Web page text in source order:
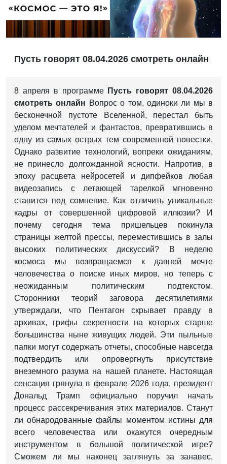
Пусть говорят 08.04.2026 смотреть онлайн
8 апреля в программе Пусть говорят 08.04.2026
смотреть онлайн Вопрос о том, одиноки ли мы в
бесконечной пустоте Вселенной, перестал быть
уделом мечтателей и фантастов, превратившись в
одну из самых острых тем современной повестки.
Однако развитие технологий, вопреки ожиданиям,
не принесло долгожданной ясности. Напротив, в
эпоху расцвета нейросетей и дипфейков любая
видеозапись с летающей тарелкой мгновенно
ставится под сомнение. Как отличить уникальные
кадры от совершенной цифровой иллюзии? И
почему сегодня тема пришельцев покинула
страницы желтой прессы, переместившись в залы
высоких политических дискуссий? В неделю
космоса мы возвращаемся к давней мечте
человечества о поиске иных миров, но теперь с
неожиданным политическим подтекстом.
Сторонники теорий заговора десятилетиями
утверждали, что Пентагон скрывает правду в
архивах, грифы секретности на которых старше
большинства ныне живущих людей. Эти пыльные
папки могут содержать отчеты, способные навсегда
подтвердить или опровергнуть присутствие
внеземного разума на нашей планете. Настоящая
сенсация грянула в феврале 2026 года, президент
Дональд Трамп официально поручил начать
процесс рассекречивания этих материалов. Станут
ли обнародованные файлы моментом истины для
всего человечества или окажутся очередным
инструментом в большой политической игре?
Сможем ли мы наконец заглянуть за занавес,